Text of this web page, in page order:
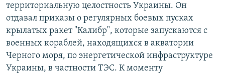
территориальную целостность Украины. Он
отдавал приказы о регулярных боевых пусках
крылатых ракет "Калибр", которые запускаются с
военных кораблей, находящихся в акватории
Черного моря, по энергетической инфраструктуре
Украины, в частности ТЭС. К моменту